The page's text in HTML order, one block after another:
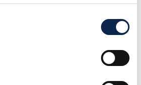
som inte lämnar
och